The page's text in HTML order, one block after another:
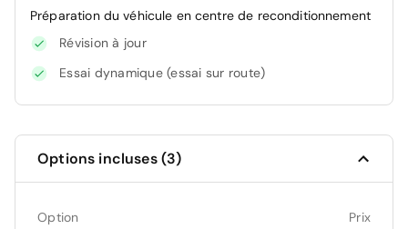
Préparation du véhicule en centre de reconditionnement
Révision à jour
Essai dynamique (essai sur route)
Options incluses (3)
Option Prix